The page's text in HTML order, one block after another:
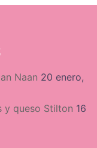
Naan 20 enero,
y queso Stilton 16